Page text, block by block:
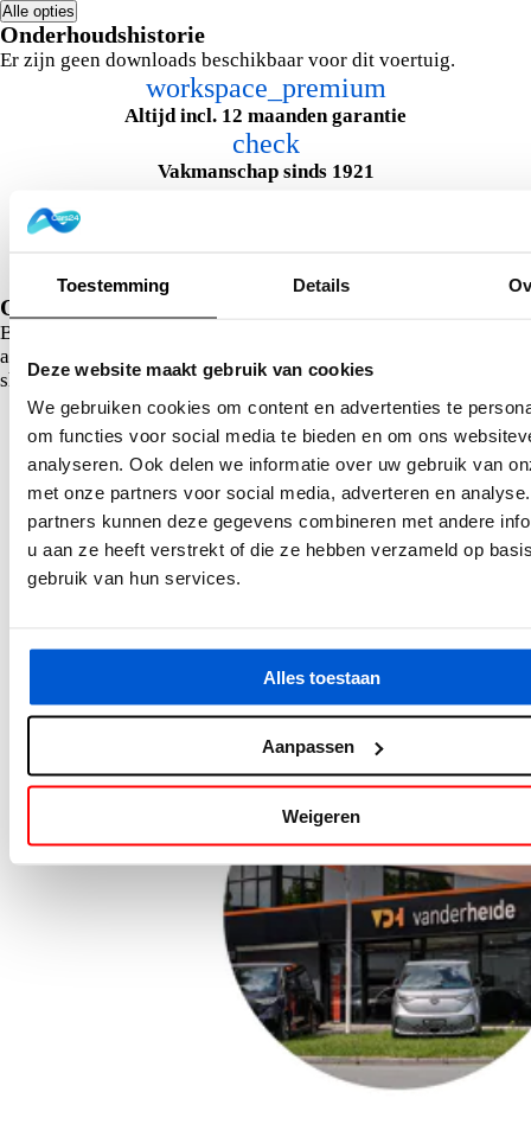
Toestemming Details
Deze website maakt gebruik van cookies
We gebruiken cookies om content en advertenties te
om functies voor social media te bieden en om ons
analyseren. Ook delen we informatie over uw gebruik van
met onze partners voor social media, adverteren en
partners kunnen deze gegevens combineren met andere
u aan ze heeft verstrekt of die ze hebben verzameld op
gebruik van hun services.
Alles toestaan
Aanpassen
Weigeren
Alle opties
Onderhoudshistorie
Er zijn geen downloads beschikbaar voor dit voertuig.
workspace_premium
Altijd incl. 12 maanden garantie
check
Vakmanschap sinds 1921
Onderhoudshistorie bekend
Ons verkoopteam staat voor je klaar!
Bel, chat of whatsapp met één van onze verkopers en maak een
afspraak. Onze verkoopadviseurs ontvangen je graag in onze
showroom in Emmeloord.